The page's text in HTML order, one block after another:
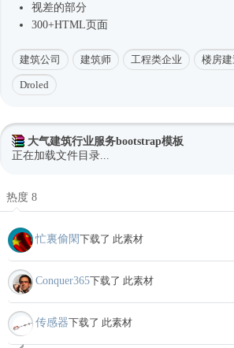
视差的部分
300+HTML页面
建筑公司 建筑师 工程类企业 楼房建
Droled
大气建筑行业服务bootstrap模板
正在加载文件目录...
热度 8
忙裏偷閑下载了 此素材
Conquer365下载了 此素材
传感器下载了 此素材